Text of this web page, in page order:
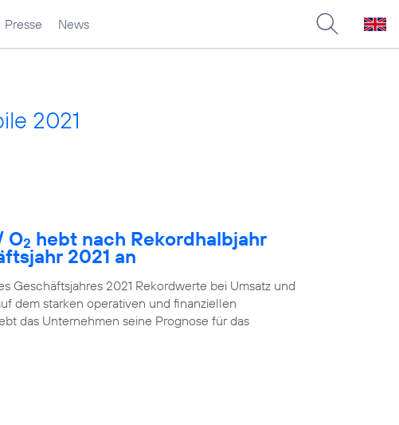
Presse News
2021
O2 hebt nach Rekordhalbjahr
2021 an
Geschäftsjahres 2021 Rekordwerte bei Umsatz und
dem starken operativen und finanziellen
das Unternehmen seine Prognose für das